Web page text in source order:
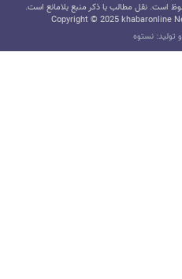
است. نقل مطالب با ذکر منبع بلامانع است.
Copyright © 2025 khabaronline
تولید: نستوه